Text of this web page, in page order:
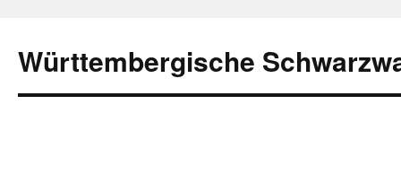
Württembergische